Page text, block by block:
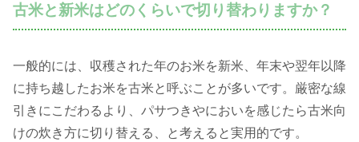
古米と新米はどのくらいで切り替わりますか？
一般的には、収穫された年のお米を新米、年末や翌年以降
に持ち越したお米を古米と呼ぶことが多いです。厳密な線
引きにこだわるより、パサつきやにおいを感じたら古米向
けの炊き方に切り替える、と考えると実用的です。